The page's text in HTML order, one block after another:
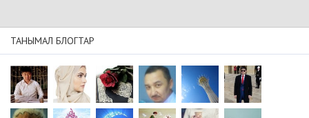
ТАНЫМАЛ БЛОГТАР